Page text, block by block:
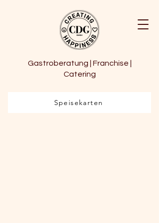
Gastroberatung | Franchise |
Catering
Speisekarten